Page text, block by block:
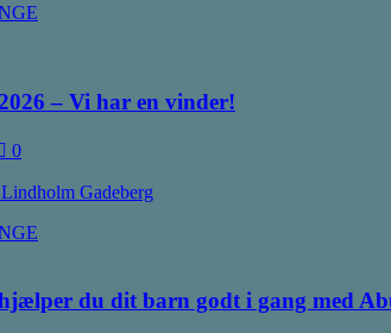
– Vi har en vinder!
0
du dit barn godt i gang med